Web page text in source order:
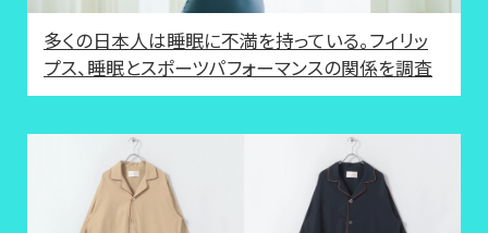
多くの日本人は睡眠に不満を持っている。フィリッ
プス、睡眠とスポーツパフォーマンスの関係を調査